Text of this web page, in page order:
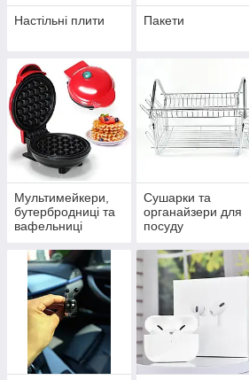
Настільні плити Пакети
Мультимейкери,
бутербродниці та
вафельниці
Сушарки та
органайзери для
посуду